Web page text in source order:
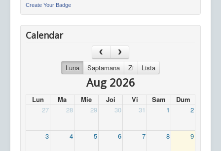
Create Your Badge
Calendar
Luna Saptamana Zi Lista
Aug 2026
Lun Ma Mie Joi Vi Sam
Dum
27
28 29 30 31 1 2
3 4 5 6 7 8 9